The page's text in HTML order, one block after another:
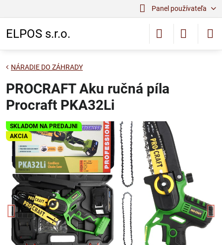
Panel používateľa
ELPOS s.r.o.
SKLADOM NA PREDAJNI
AKCIA
NÁRADIE DO ZÁHRADY
PROCRAFT Aku ručná píla
Procraft PKA32Li